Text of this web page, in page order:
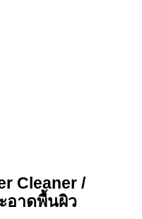
Cleaner /
อาดพื้นผิว